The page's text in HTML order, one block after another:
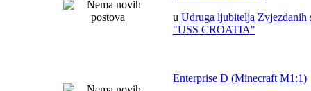
u Udruga ljubitelja Zvjezdanih
"USS CROATIA"
Enterprise D (Minecraft M1:1)